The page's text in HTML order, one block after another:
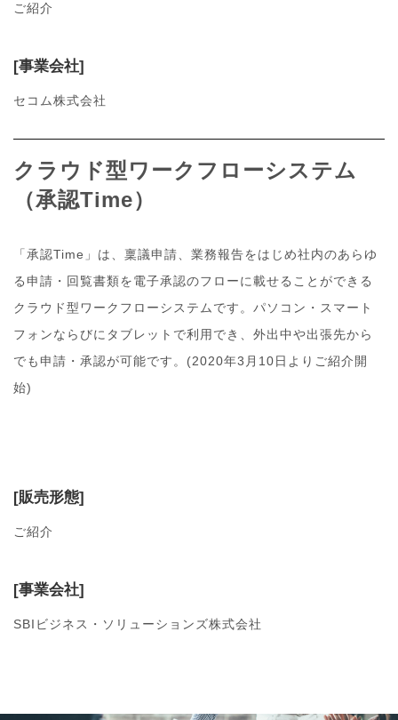
ご紹介
[事業会社]
セコム株式会社
クラウド型ワークフローシステム
（承認Time）
「承認Time」は、稟議申請、業務報告をはじめ社内のあらゆ
る申請・回覧書類を電子承認のフローに載せることができる
クラウド型ワークフローシステムです。パソコン・スマート
フォンならびにタブレットで利用でき、外出中や出張先から
でも申請・承認が可能です。(2020年3月10日よりご紹介開
始)
[販売形態]
ご紹介
[事業会社]
SBIビジネス・ソリューションズ株式会社